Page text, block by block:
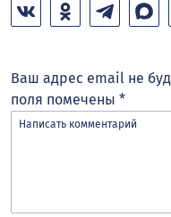
Ваш адрес email не
поля помечены *